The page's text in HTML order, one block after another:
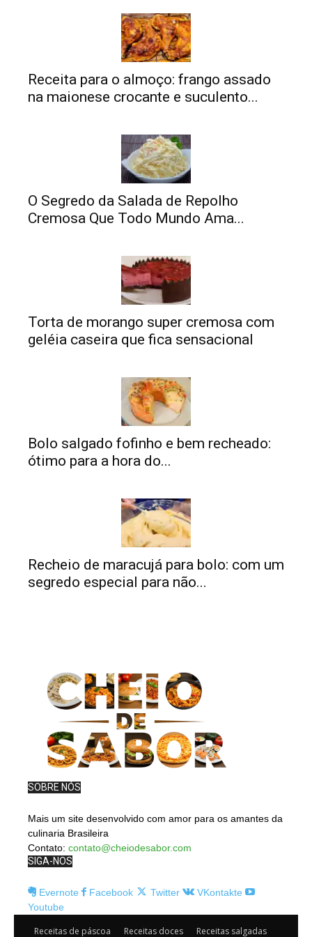
Receita para o almoço: frango assado
na maionese crocante e suculento...
O Segredo da Salada de Repolho
Cremosa Que Todo Mundo Ama...
Torta de morango super cremosa com
geléia caseira que fica sensacional
Bolo salgado fofinho e bem recheado:
ótimo para a hora do...
Recheio de maracujá para bolo: com um
segredo especial para não...
SOBRE NÓS
Mais um site desenvolvido com amor para os amantes da
culinaria Brasileira
Contato: contato@cheiodesabor.com
SIGA-NOS
Evernote Facebook Twitter
VKontakte
Youtube
Receitas de páscoa Receitas doces Receitas salgadas